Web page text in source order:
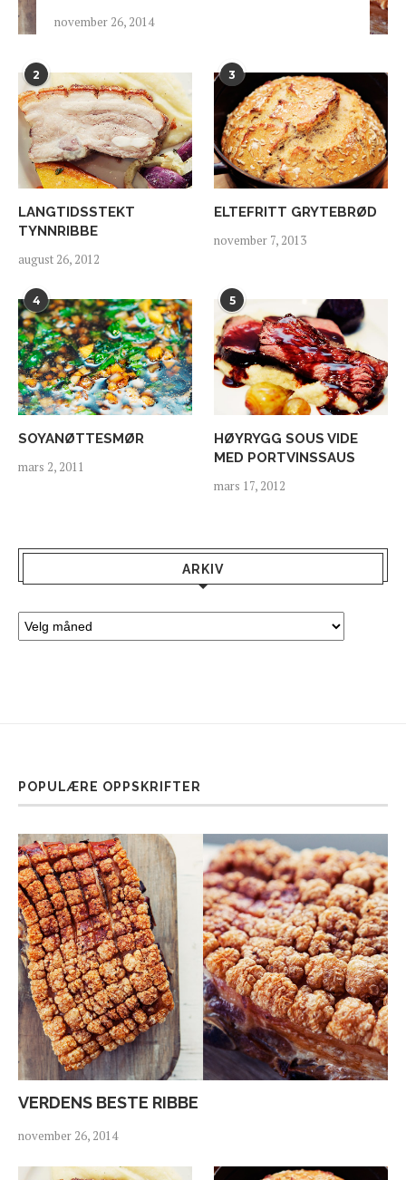
november 26, 2014
2
LANGTIDSSTEKT
TYNNRIBBE
august 26, 2012
3
ELTEFRITT GRYTEBRØD
november 7, 2013
4
SOYANØTTESMØR
mars 2, 2011
5
HØYRYGG SOUS VIDE
MED PORTVINSSAUS
mars 17, 2012
ARKIV
POPULÆRE OPPSKRIFTER
VERDENS BESTE RIBBE
november 26, 2014